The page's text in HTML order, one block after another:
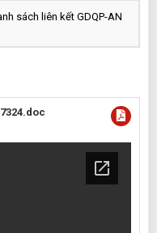
sách liên kết GDQP-AN